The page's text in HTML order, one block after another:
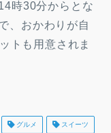
時30分からとな
、おかわりが自
トも用意されま
グルメ スイーツ